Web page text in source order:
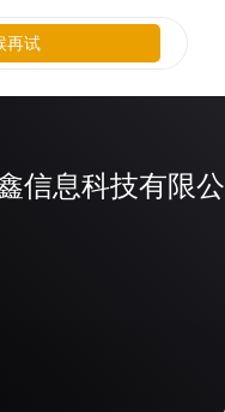
信息科技有限
再试